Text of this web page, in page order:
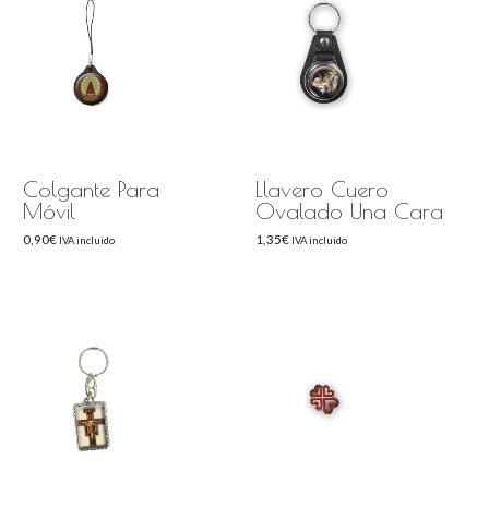
Colgante Para
Móvil
0,90€ IVA incluido
Llavero Cuero
Ovalado Una Cara
1,35€ IVA incluido